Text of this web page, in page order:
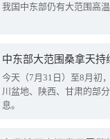
我国中东部仍有大范围高
中东部大范围桑拿天
今天（7月31日）至8月初
川盆地、陕西、甘肃的部
息。